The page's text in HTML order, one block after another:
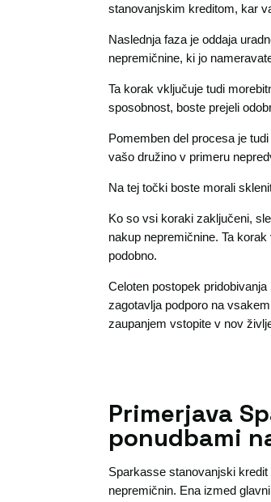
stanovanjskim kreditom, kar
Naslednja faza je oddaja
nepremičnine, ki jo
Ta korak vključuje tudi
sposobnost, boste prejeli
Pomemben del procesa je
vašo družino v primeru
Na tej točki boste morali
Ko so vsi koraki zaključeni,
nakup nepremičnine. Ta
podobno.
Celoten postopek
zagotavlja podporo na
zaupanjem vstopite v nov
Primerjava
ponudbami
Sparkasse stanovanjski
nepremičnin. Ena izmed